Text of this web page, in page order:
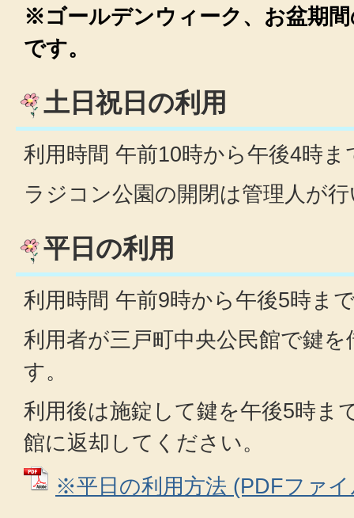
※ゴールデンウィーク、お盆期
です。
土日祝日の利用
利用時間 午前10時から午後4時ま
ラジコン公園の開閉は管理人が
平日の利用
利用時間 午前9時から午後5時ま
利用者が三戸町中央公民館で鍵
す。
利用後は施錠して鍵を午後5時ま
館に返却してください。
※平日の利用方法 (PDFファ